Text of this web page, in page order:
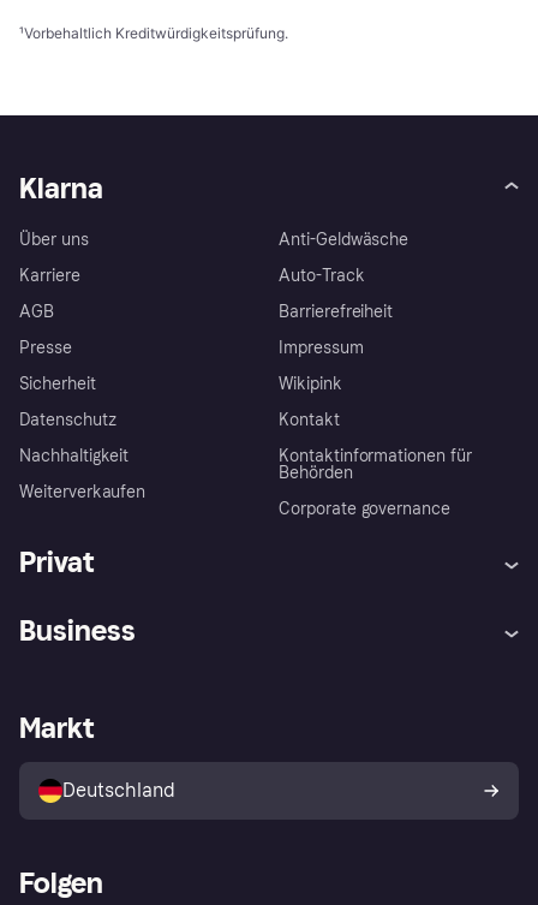
¹Vorbehaltlich Kreditwürdigkeitsprüfung.
Klarna
Über uns
Karriere
AGB
Presse
Sicherheit
Datenschutz
Nachhaltigkeit
Weiterverkaufen
Anti-Geldwäsche
Auto-Track
Barrierefreiheit
Impressum
Wikipink
Kontakt
Kontaktinformationen für
Behörden
Corporate governance
Privat
Klarna App
Shops entdecken
Käuferschutzrichtlinie
Dein Widerrufsrecht
Business
Händlerportal
Markt
Deutschland
Folgen